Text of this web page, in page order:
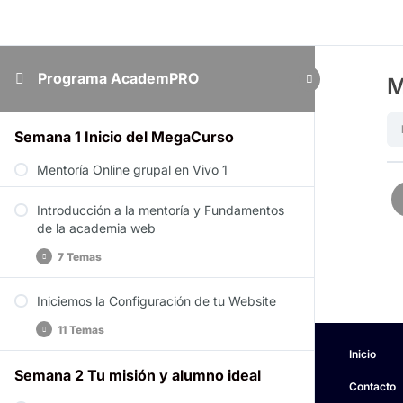
Programa AcademPRO
Semana 1 Inicio del MegaCurso
Mentoría Online grupal en Vivo 1
Introducción a la mentoría y Fundamentos
de la academia web
7 Temas
Generalidades del Programa AcademPRO
¿Por qué armar tu propia Academia Online?
Iniciemos la Configuración de tu Website
11 Temas
Contratar alojamiento web en Site Ground
Semana 2 Tu misión y alumno ideal
Inicio
Contacto